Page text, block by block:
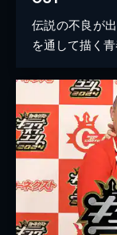
伝説の不良が
を通して描く